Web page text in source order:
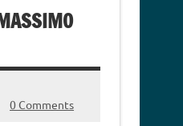
0 Comments